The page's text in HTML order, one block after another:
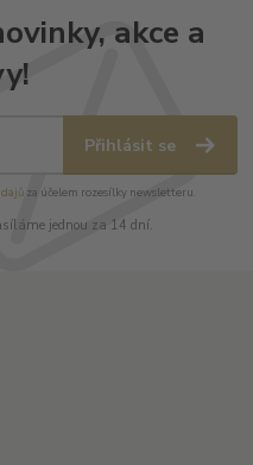
akce a
Přihlásit se
za účelem rozesílky newsletteru.
jednou za 14 dní.